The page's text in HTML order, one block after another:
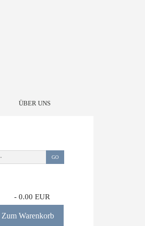
ÜBER UNS
GO
- 0.00 EUR
Zum Warenkorb